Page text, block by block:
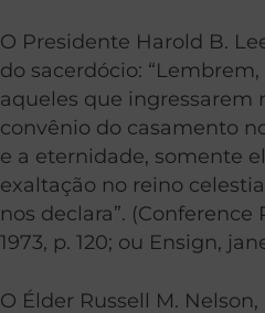
O Presidente Harold B.
do sacerdócio:
aqueles que ingressarem
convênio do casamento
e a eternidade, somente
exaltação no reino
nos declara”.
1973, p. 120; ou Ensign,
O Élder Russell M.